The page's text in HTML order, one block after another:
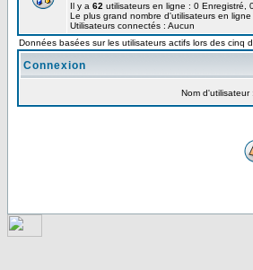
Il y a 62 utilisateurs en ligne : 0
Le plus grand nombre d'utilisateurs en
Utilisateurs connectés : Aucun
Données basées sur les utilisateurs actifs lors des cinq
Connexion
Nom d'utilisateur :